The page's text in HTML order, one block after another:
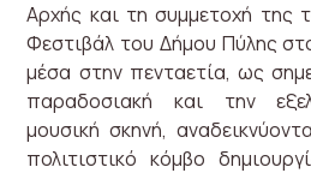
Αρχής και τη συμμετοχή της
Φεστιβάλ του Δήμου Πύλης
μέσα στην πενταετία, ως
παραδοσιακή και την
μουσική σκηνή,
πολιτιστικό κόμβο